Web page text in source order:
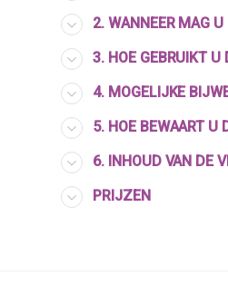
2. WANNEER MAG
3. HOE GEBRUIKT U
4. MOGELIJKE
5. HOE BEWAART U
6. INHOUD VAN DE
PRIJZEN